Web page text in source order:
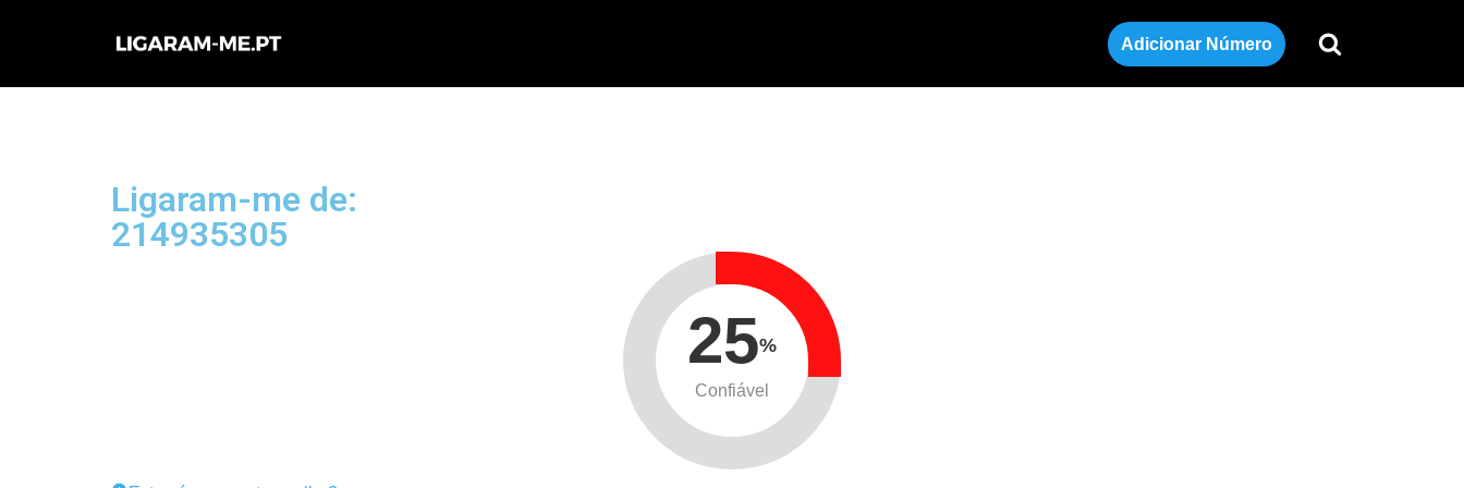
para
Adicionar Número
Ligaram-me de:
214935305
25%
Confiável